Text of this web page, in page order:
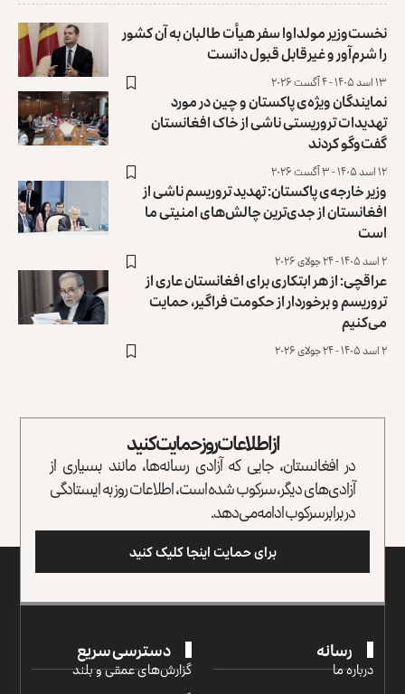
نخست‌وزیر مولداوا سفر هیأت طالبان به آن کشور
را شرم‌آور و غیرقابل قبول دانست
۱۳ اسد ۱۴۰۵ - ۴ آگست ۲۰۲۶
نمایندگان ویژه‌ی پاکستان و چین در مورد
تهدیدات تروریستی ناشی از خاک افغانستان
گفت‌وگو کردند
۱۲ اسد ۱۴۰۵ - ۳ آگست ۲۰۲۶
وزیر خارجه‌ی پاکستان: تهدید تروریسم ناشی از
افغانستان از جدی‌‌ترین چالش‌های امنیتی ما
است
۲ اسد ۱۴۰۵ - ۲۴ جولای ۲۰۲۶
عراقچی: از هر ابتکاری برای افغانستان عاری از
تروریسم و برخوردار از حکومت فراگیر، حمایت
می‌کنیم
۲ اسد ۱۴۰۵ - ۲۴ جولای ۲۰۲۶
از اطلاعات روز حمایت کنید
در افغانستان، جایی که آزادی رسانه‌ها، مانند بسیاری از
آزادی‌های دیگر، سرکوب شده است، اطلاعات روز به ایستادگی
در برابر سرکوب ادامه می‌دهد.
برای حمایت اینجا کلیک کنید
رسانه
درباره ما
دسترسی سریع
گزارش‌‌های عمقی و بلند